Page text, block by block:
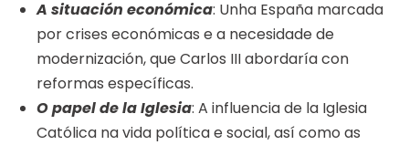
A situación económica: Unha España marcada
por crises económicas e a necesidade de
modernización, que Carlos III abordaría con
reformas específicas.
O papel de la Iglesia: A influencia de la Iglesia
Católica na vida política e social, así como as